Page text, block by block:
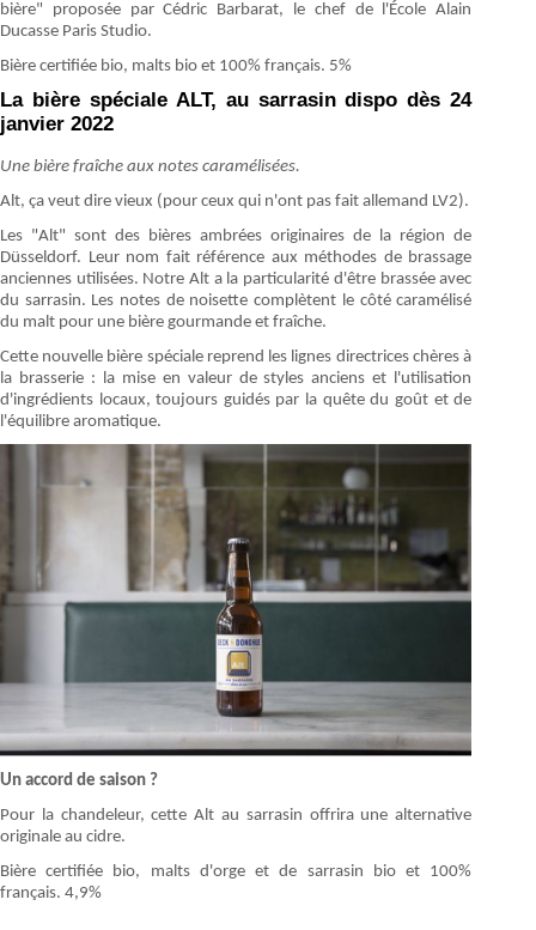
bière" proposée par Cédric Barbarat, le chef de l'École Alain
Ducasse Paris Studio.
Bière certifiée bio, malts bio et 100% français. 5%
La bière spéciale ALT, au sarrasin dispo dès 24
janvier 2022
Une bière fraîche aux notes caramélisées.
Alt, ça veut dire vieux (pour ceux qui n'ont pas fait allemand LV2).
Les "Alt" sont des bières ambrées originaires de la région de
Düsseldorf. Leur nom fait référence aux méthodes de brassage
anciennes utilisées. Notre Alt a la particularité d'être brassée avec
du sarrasin. Les notes de noisette complètent le côté caramélisé
du malt pour une bière gourmande et fraîche.
Cette nouvelle bière spéciale reprend les lignes directrices chères à
la brasserie : la mise en valeur de styles anciens et l'utilisation
d'ingrédients locaux, toujours guidés par la quête du goût et de
l'équilibre aromatique.
Un accord de saison ?
Pour la chandeleur, cette Alt au sarrasin offrira une alternative
originale au cidre.
Bière certifiée bio, malts d'orge et de sarrasin bio et 100%
français. 4,9%